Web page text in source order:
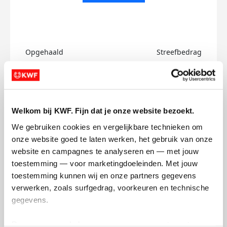
Welkom bij KWF. Fijn dat je onze website bezoekt.
We gebruiken cookies en vergelijkbare technieken om
onze website goed te laten werken, het gebruik van onze
website en campagnes te analyseren en — met jouw
toestemming — voor marketingdoeleinden. Met jouw
toestemming kunnen wij en onze partners gegevens
verwerken, zoals surfgedrag, voorkeuren en technische
gegevens.
Opgehaald Streefbedrag
Tamara's badges